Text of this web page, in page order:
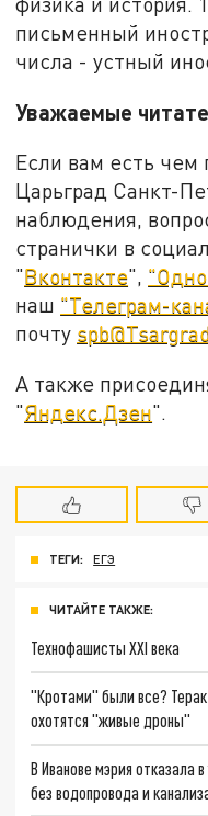
письменный
числа - устный
Уважаемые
Если вам есть чем
Царьград Санкт-
наблюдения,
странички в
"Вконтакте",
наш "Телеграм-
почту
А также
"Яндекс.Дзен".
ТЕГИ: ЕГЭ
ЧИТАЙТЕ ТАКЖЕ:
Технофашисты XXI века
"Кротами" были все?
охотятся "живые дроны"
В Иванове мэрия отказала
без водопровода и